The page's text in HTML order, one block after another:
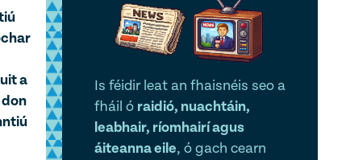
a
Is féidir leat an fhaisnéis seo a
fháil ó raidió, nuachtáin,
leabhair, ríomhairí agus
áiteanna eile, ó gach cearn